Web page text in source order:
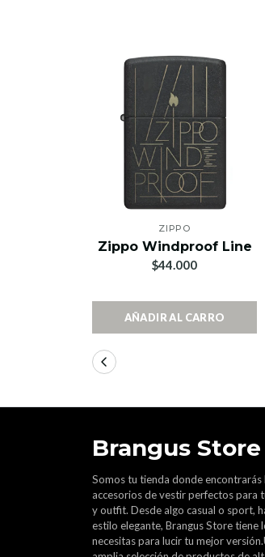
ZIPPO
Zippo Windproof Line
$44.000
AÑADIR AL CARRO
Brangus Store
Somos tu tienda donde encontrarás
accesorios de vestir perfectos para
y outfit. Desde algo casual o sport,
estilo elegante, Brangus Store tiene
necesitas para lucir tu mejor